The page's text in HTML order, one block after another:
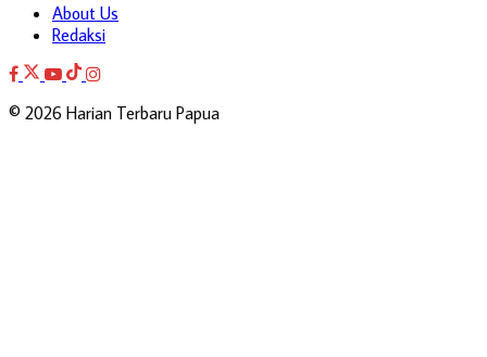
About Us
Redaksi
© 2026 Harian Terbaru Papua